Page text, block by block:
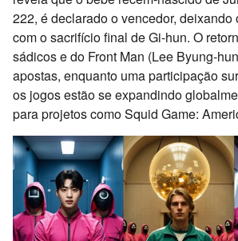
222, é declarado o vencedor, deixando
com o sacrifício final de Gi-hun. O
sádicos e do Front Man (Lee Byung-
apostas, enquanto uma participação
os jogos estão se expandindo
para projetos como Squid Game: